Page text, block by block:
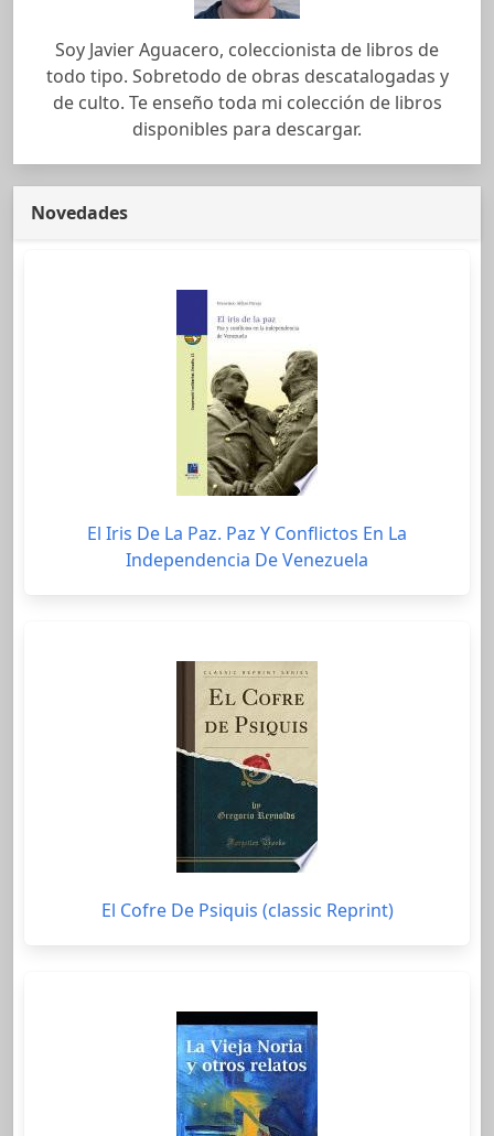
Soy Javier Aguacero, coleccionista de libros de
todo tipo. Sobretodo de obras descatalogadas y
de culto. Te enseño toda mi colección de libros
disponibles para descargar.
Novedades
El Iris De La Paz. Paz Y Conflictos En La
Independencia De Venezuela
El Cofre De Psiquis (classic Reprint)